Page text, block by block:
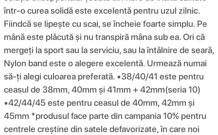
într-o curea solidă este excelentă pentru uzul zilnic.
Fiindcă se lipește cu scai, se încheie foarte simplu. Pe
mână este plăcută și nu transpiră mâna sub ea. Ori că
mergeți la sport sau la serviciu, sau la întâlnire de seară,
Nylon band este o alegere excelentă. Urmează numai
să-ți alegi culoarea preferată. •38/40/41 este pentru
ceasul de 38mm, 40mm și 41mm + 42mm(seria 10)
•42/44/45 este pentru ceasul de 40mm, 42mm și
45mm *produsul face parte din campania 10% pentru
centrele creștine din satele defavorizate, în care noi